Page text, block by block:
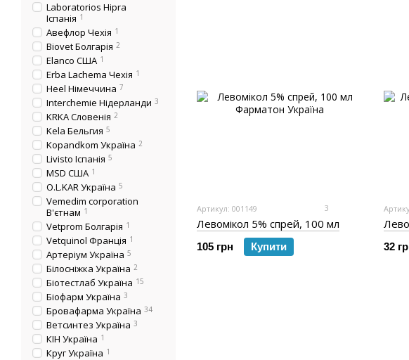
Артикул: 001149 3
Левомікол 5% спрей, 100 мл
105 грн Купити 32
Laboratorios Hipra
Іспанія 1
Авефлор Чехія 1
Biovet Болгарія 2
Elanco США 1
Erba Lachema Чехія 1
Heel Німеччина 7
Interchemie Нідерланди 3
KRKA Словенія 2
Kela Бельгия 5
Kopandkom Україна 2
Livisto Іспанія 5
MSD США 1
O.L.KAR Україна 5
Vemedim corporation
В'єтнам 1
Vetprom Болгарія 1
Vetquinol Франція 1
Артеріум Україна 5
Білосніжка Україна 2
Біотестлаб Україна 15
Біофарм Україна 3
Бровафарма Україна 34
Ветсинтез Україна 3
КІН Україна 1
Круг Україна 1